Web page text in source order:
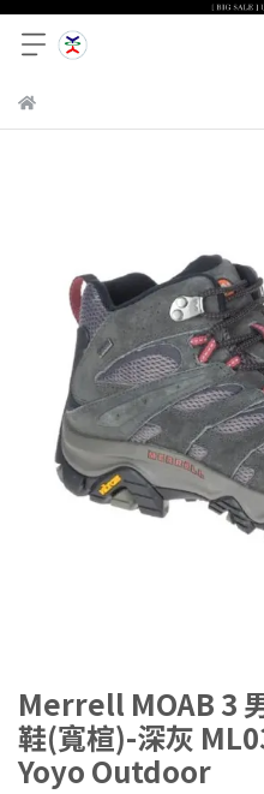
Merrell MOAB 3
鞋(寬楦)-深灰
Yoyo Outdoor